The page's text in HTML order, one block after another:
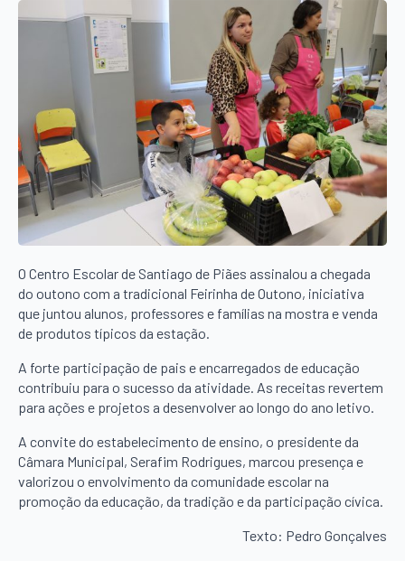
O Centro Escolar de Santiago de Piães assinalou a chegada
do outono com a tradicional Feirinha de Outono, iniciativa
que juntou alunos, professores e famílias na mostra e venda
de produtos típicos da estação.
A forte participação de pais e encarregados de educação
contribuiu para o sucesso da atividade. As receitas revertem
para ações e projetos a desenvolver ao longo do ano letivo.
A convite do estabelecimento de ensino, o presidente da
Câmara Municipal, Serafim Rodrigues, marcou presença e
valorizou o envolvimento da comunidade escolar na
promoção da educação, da tradição e da participação cívica.
Texto: Pedro Gonçalves